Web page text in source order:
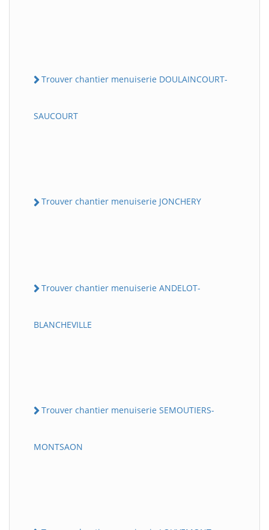
Trouver chantier menuiserie DOULAINCOURT-
SAUCOURT
Trouver chantier menuiserie JONCHERY
Trouver chantier menuiserie ANDELOT-
BLANCHEVILLE
Trouver chantier menuiserie SEMOUTIERS-
MONTSAON